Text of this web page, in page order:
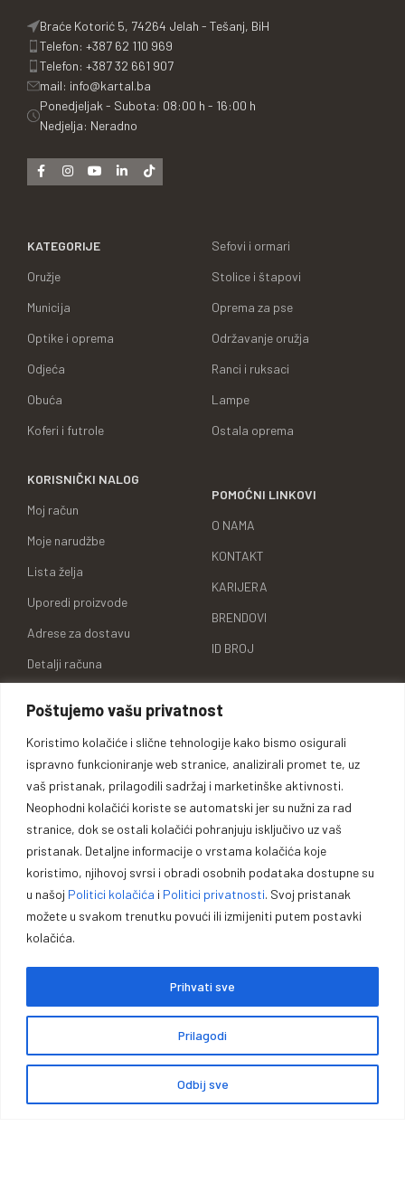
Poštujemo vašu privatnost
Koristimo kolačiće i slične tehnologije kako bismo osigurali
ispravno funkcioniranje web stranice, analizirali promet te, uz
vaš pristanak, prilagodili sadržaj i marketinške aktivnosti.
Neophodni kolačići koriste se automatski jer su nužni za rad
stranice, dok se ostali kolačići pohranjuju isključivo uz vaš
pristanak. Detaljne informacije o vrstama kolačića koje
koristimo, njihovoj svrsi i obradi osobnih podataka dostupne su
u našoj Politici kolačića i Politici privatnosti. Svoj pristanak
možete u svakom trenutku povući ili izmijeniti putem postavki
kolačića.
Prilagodi
Odbij sve
Prihvati sve
Braće Kotorić 5, 74264 Jelah - Tešanj, BiH
Telefon: +387 62 110 969
Telefon: +387 32 661 907
mail: info@kartal.ba
Ponedjeljak - Subota: 08:00 h - 16:00 h
Nedjelja: Neradno
KATEGORIJE
Oružje
Municija
Optike i oprema
Odjeća
Obuća
Koferi i futrole
Sefovi i ormari
Stolice i štapovi
Oprema za pse
Održavanje oružja
Ranci i ruksaci
Lampe
Ostala oprema
KORISNIČKI NALOG
Moj račun
Moje narudžbe
Lista želja
Uporedi proizvode
Adrese za dostavu
Detalji računa
POMOĆNI LINKOVI
O NAMA
KONTAKT
KARIJERA
BRENDOVI
ID BROJ
Oprema za lovce, sportiste,
profesionalce i entuzijaste.
Vrhunska opremu za lovce, sportiste, profesionalce i entuzijaste. U
našoj ponudi pronaći ćete pouzdano oružje, municiju i prateću
opremu za lov, sport outdoor aktivnosti.
Politika kolačića Politika privatnosti
Opći uvjeti poslovanja
Impressum
Garancije, povrati i reklamacije
Načini i cijene isporuke